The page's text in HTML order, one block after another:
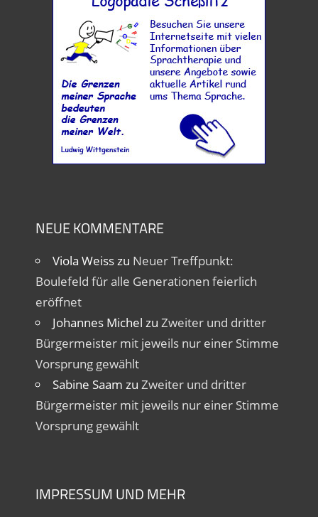
NEUE KOMMENTARE
Viola Weisszu Neuer Treffpunkt:
Boulefeld für alle Generationen feierlich
eröffnet
Johannes Michel zu Zweiter und dritter
Bürgermeister mit jeweils nur einer Stimme
Vorsprung gewählt
Sabine Saam zu Zweiter und dritter
Bürgermeister mit jeweils nur einer Stimme
Vorsprung gewählt
IMPRESSUM UND MEHR